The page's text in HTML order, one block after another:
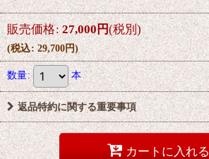
販売価格: 27,000円(税別)
(税込: 29,700円)
数量: 本
返品特約に関する重要事項
カートに入れる